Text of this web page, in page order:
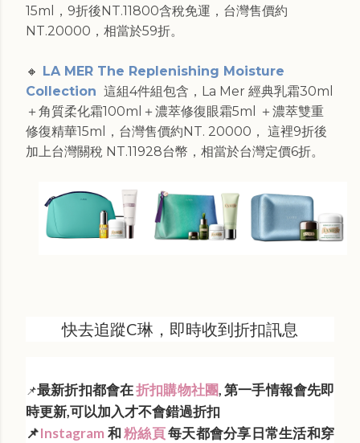
15ml，9折後NT.11800含稅免運，台灣售價約
NT.20000，相當於59折。
🔸
LA MER The Replenishing Moisture
Collection 這組4件組包含，La Mer 經典乳霜30ml
＋角質柔化霜100ml＋濃萃修復眼霜5ml ＋濃萃雙重
修復精華15ml，台灣售價約NT. 20000， 這裡9折後
加上台灣關稅 NT.11928台幣，相當於台灣定價6折。
快去追蹤C琳，即時收到折扣訊息
📌最新折扣都會在折扣購物社團, 第一手情報會先即
時更新,可以加入才不會錯過折扣
📌Instagram 和粉絲頁每天都會分享日常生活和穿